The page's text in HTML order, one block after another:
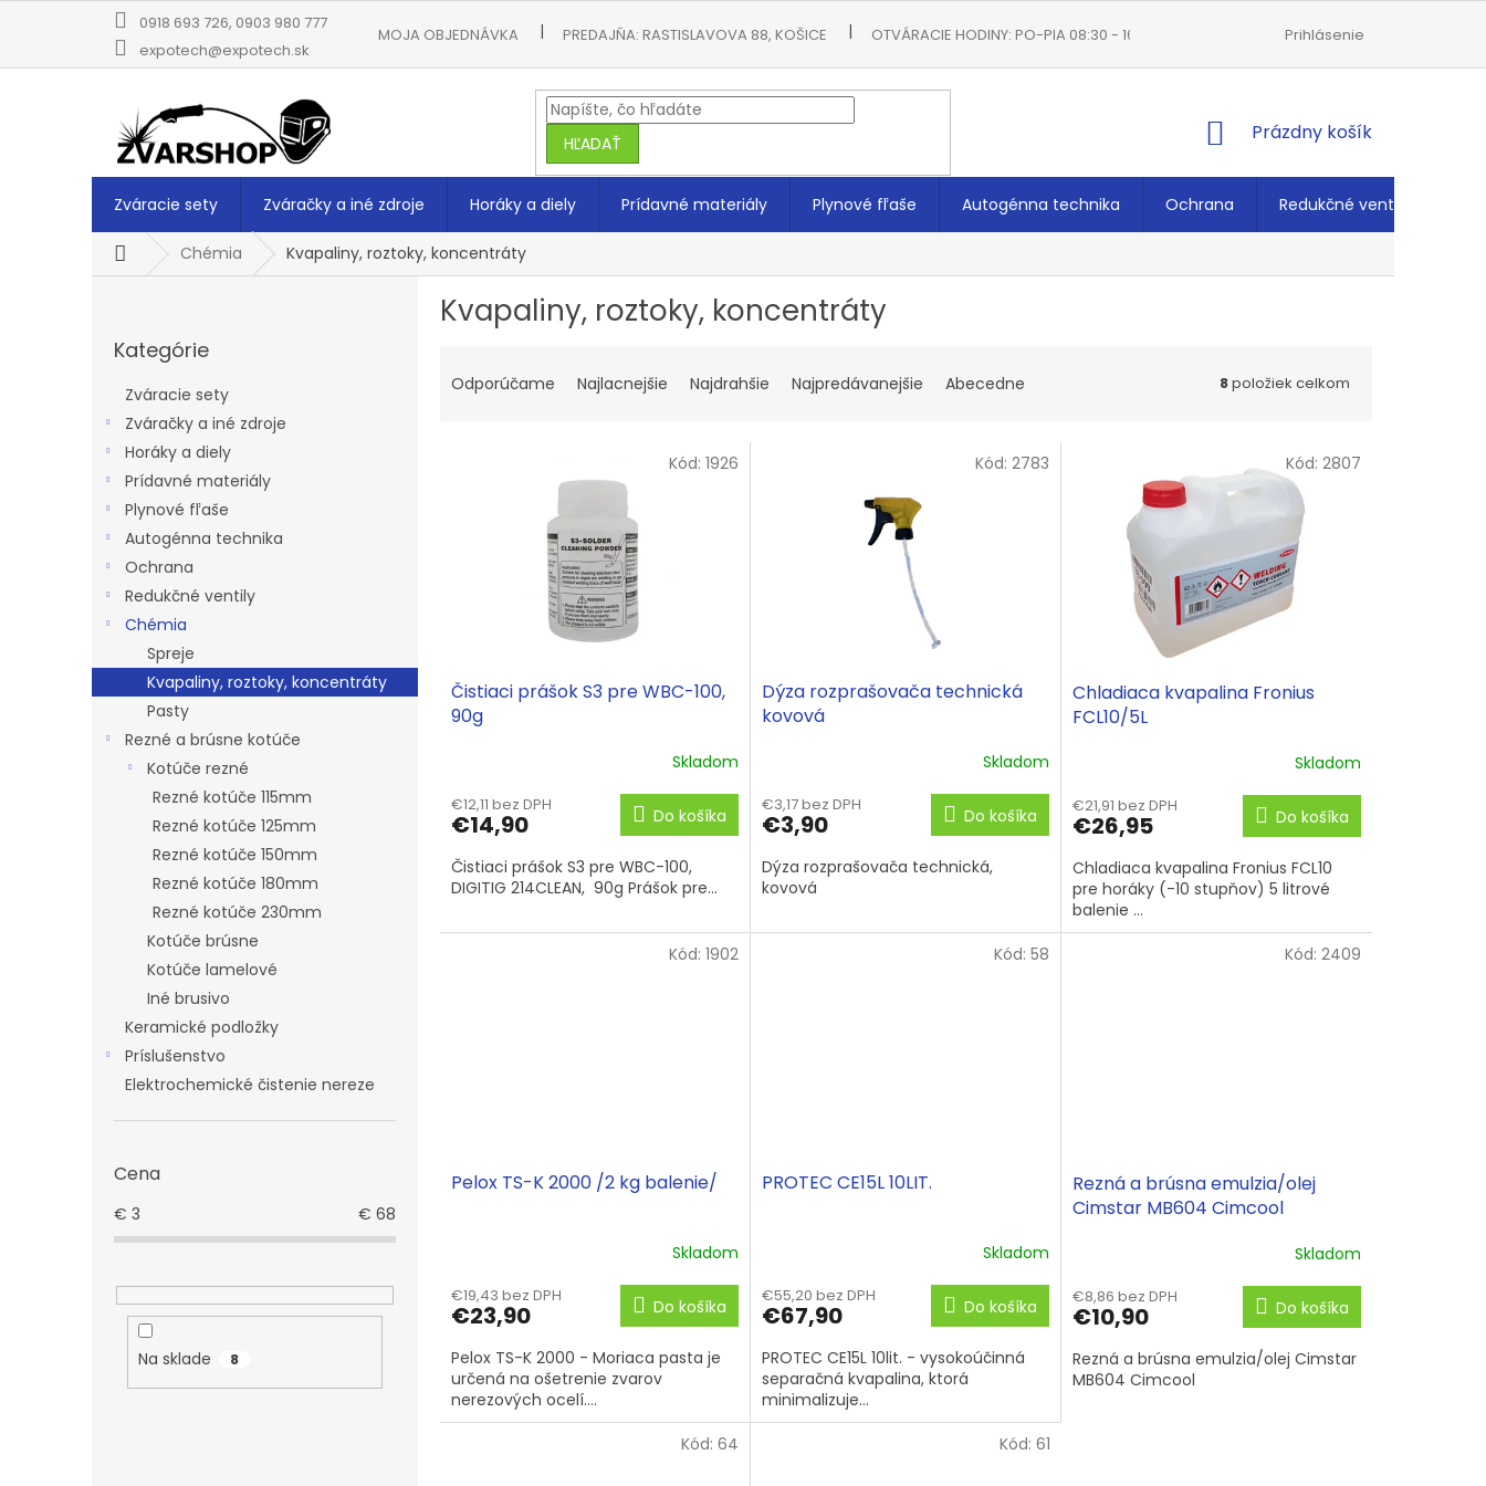
0918 693 726, 0903 980 777
expotech@expotech.sk
MOJA OBJEDNÁVKA PREDAJŇA: RASTISLAVOVA 88, KOŠICE OTVÁRACIE HODINY: PO-PIA 08:30 - 16:00 VŠEOBECNÉ OBCHODNÉ PODMIENKY
Prihlásenie
HĽADAŤ
NÁKUPNÝ
Prázdny košík
Zváracie sety Zváračky a iné zdroje Horáky a diely Prídavné materiály Plynové fľaše Autogénna technika Ochrana Redukčné ventily
DomovChémia Kvapaliny, roztoky, koncentráty
kategórie
Kategórie
Zváracie sety
Zváračky a iné zdroje
Horáky a diely
Prídavné materiály
Plynové fľaše
Autogénna technika
Ochrana
Redukčné ventily
Chémia
Spreje
Kvapaliny, roztoky, koncentráty
Pasty
Rezné a brúsne kotúče
Kotúče rezné
Rezné kotúče 115mm
Rezné kotúče 125mm
Rezné kotúče 150mm
Rezné kotúče 180mm
Rezné kotúče 230mm
Kotúče brúsne
Kotúče lamelové
Iné brusivo
Keramické podložky
Príslušenstvo
Elektrochemické čistenie nereze
Cena
€ 3 € 68
Na sklade 8
Kvapaliny, roztoky, koncentráty
a
o
Odporúčame Najlacnejšie Najdrahšie Najpredávanejšie Abecedne 8položiek celkom
Čistiaci prášok S3 pre WBC-100,
90g
Skladom
€12,11 bez DPH
€14,90 Do košíka
Čistiaci prášok S3 pre WBC-100,
DIGITIG 214CLEAN, 90g Prášok pre...
Kód: 1926
Dýza rozprašovača technická
kovová
Skladom
€3,17 bez DPH
€3,90 Do košíka
Dýza rozprašovača technická,
kovová
Kód: 2783
Chladiaca kvapalina Fronius
FCL10/5L
Skladom
€21,91 bez DPH
€26,95 Do košíka
Chladiaca kvapalina Fronius FCL10
pre horáky (-10 stupňov) 5 litrové
balenie ...
Kód: 2807
Pelox TS-K 2000 /2 kg balenie/
Skladom
€19,43 bez DPH
€23,90 Do košíka
Pelox TS-K 2000 - Moriaca pasta je
určená na ošetrenie zvarov
nerezových ocelí....
Kód: 1902
PROTEC CE15L 10LIT.
Skladom
€55,20 bez DPH
€67,90 Do košíka
PROTEC CE15L 10lit. - vysokoúčinná
separačná kvapalina, ktorá
minimalizuje...
Kód: 58
Rezná a brúsna emulzia/olej
Cimstar MB604 Cimcool
Skladom
€8,86 bez DPH
€10,90 Do košíka
Rezná a brúsna emulzia/olej Cimstar
MB604 Cimcool
Kód: 2409
Kód: 64 Kód: 61